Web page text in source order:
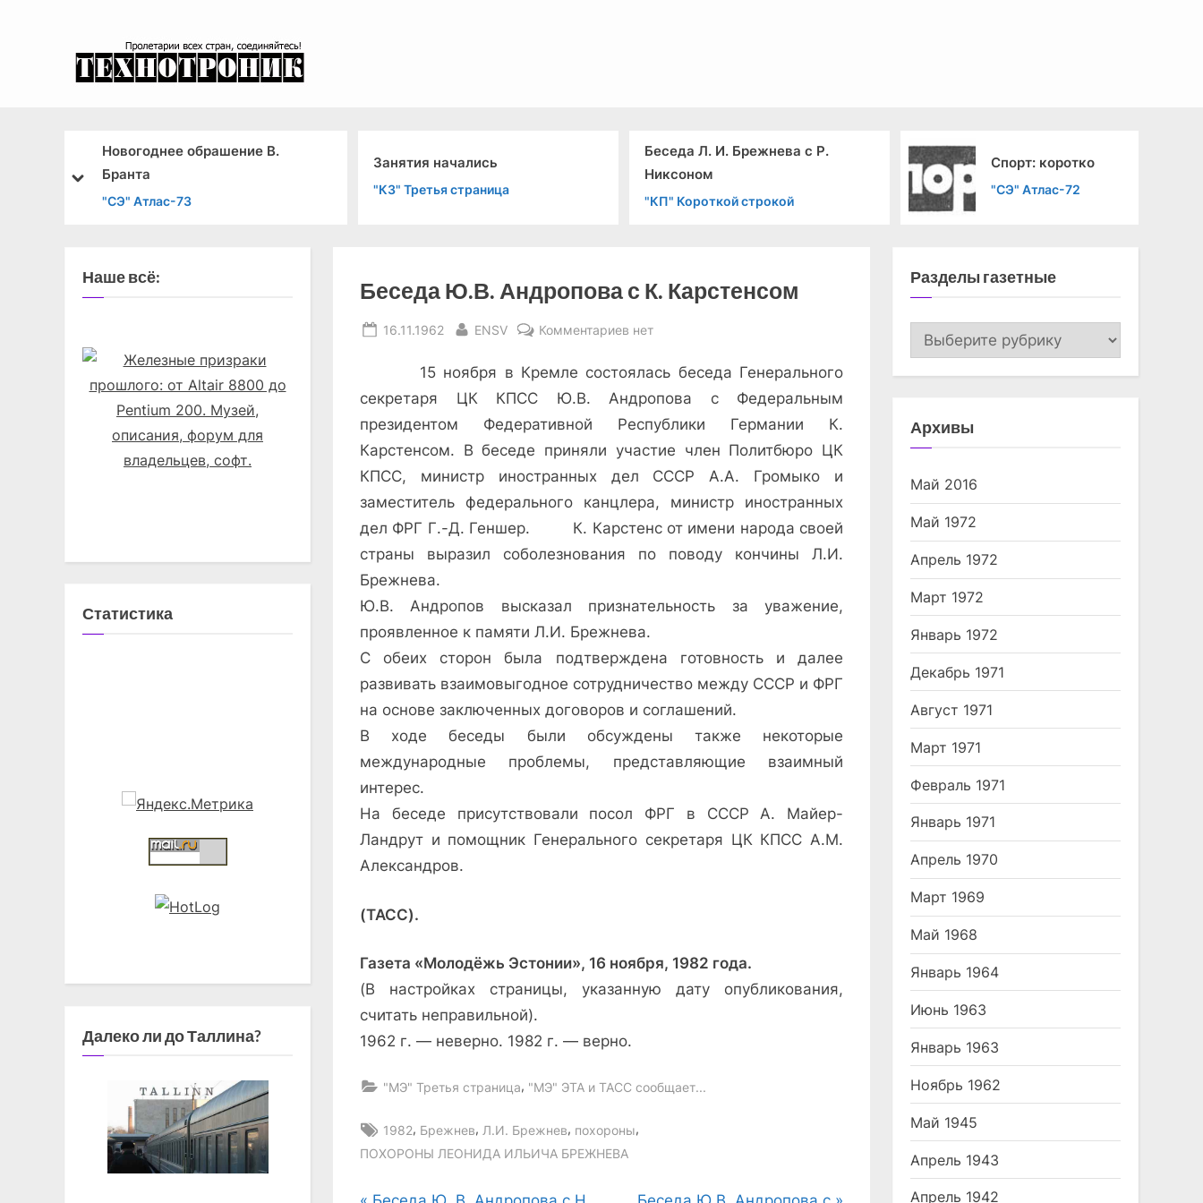
Новогоднее обрашение В.
Бранта
"СЭ" Атлас-73
Занятия начались
"КЗ" Третья страница
Беседа Л. И. Брежнева с Р.
Никсоном
"КП" Короткой строкой
Спорт: коротко
"СЭ" Атлас-72
prev
next
Беседа Ю.В. Андропова с К. Карстенсом
Posted
16.11.1962 By
ENSV Комментариев к
Беседа
Ю.В.
Андропова
Карстенсом
нет
15 ноября в Кремле состоялась беседа Генерального
секретаря ЦК КПСС Ю.В. Андропова с Федеральным
президентом Федеративной Республики Германии К.
Карстенсом. В беседе приняли участие член Политбюро ЦК
КПСС, министр иностранных дел СССР А.А. Громыко и
заместитель федерального канцлера, министр иностранных
дел ФРГ Г.-Д. Геншер.
К. Карстенс от имени народа своей
страны выразил соболезнования по поводу кончины Л.И.
Брежнева.
Ю.В. Андропов высказал признательность за уважение,
проявленное к памяти Л.И. Брежнева.
С обеих сторон была подтверждена готовность и далее
развивать взаимовыгодное сотрудничество между СССР и ФРГ
на основе заключенных договоров и соглашений.
В ходе беседы были обсуждены также некоторые
международные проблемы, представляющие взаимный
интерес.
На беседе присутствовали посол ФРГ в СССР А. Майер-
Ландрут и помощник Генерального секретаря ЦК КПСС А.М.
Александров.
(ТАСС).
Газета «Молодёжь Эстонии», 16 ноября, 1982 года.
(В настройках страницы, указанную дату опубликования,
считать неправильной).
1962 г. — неверно. 1982 г. — верно.
"МЭ" Третья страница, "МЭ" ЭТА и ТАСС сообщает...
Tags:
1982, Брежнев, Л.И. Брежнев, похороны,
ПОХОРОНЫ ЛЕОНИДА ИЛЬИЧА БРЕЖНЕВА
P
N
Наше всё:
Статистика
Далеко ли до Таллина?
Разделы газетные
Разделы
газетные
Архивы
Май 2016
Май 1972
Апрель 1972
Март 1972
Январь 1972
Декабрь 1971
Август 1971
Март 1971
Февраль 1971
Январь 1971
Апрель 1970
Март 1969
Май 1968
Январь 1964
Июнь 1963
Январь 1963
Ноябрь 1962
Май 1945
Апрель 1943
Апрель 1942